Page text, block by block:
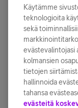
Käytämme
teknologioita
sekä
evästevalintojasi
kolmansien
tietojen
hallinnoida
tahansa
evästeitä